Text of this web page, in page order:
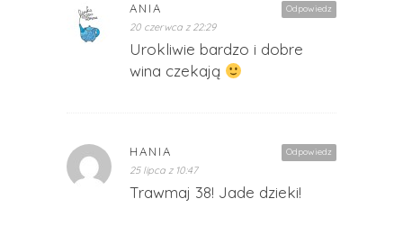
Odpowiedz
ANIA
20 czerwca z 22:29
Urokliwie bardzo i dobre
wina czekają
Odpowiedz
HANIA
25 lipca z 10:47
Trawmaj 38! Jade dzieki!